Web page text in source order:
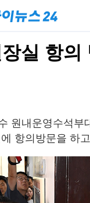
실 항의
원내운영수석부
항의방문을 하